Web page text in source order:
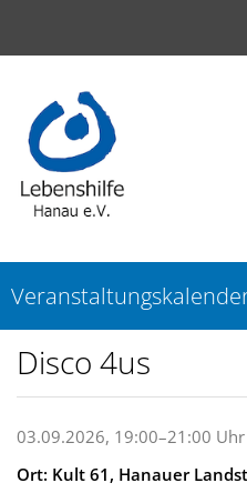
Disco 4us
03.09.2026, 19:00–21:00 Uhr
Ort: Kult 61, Hanauer